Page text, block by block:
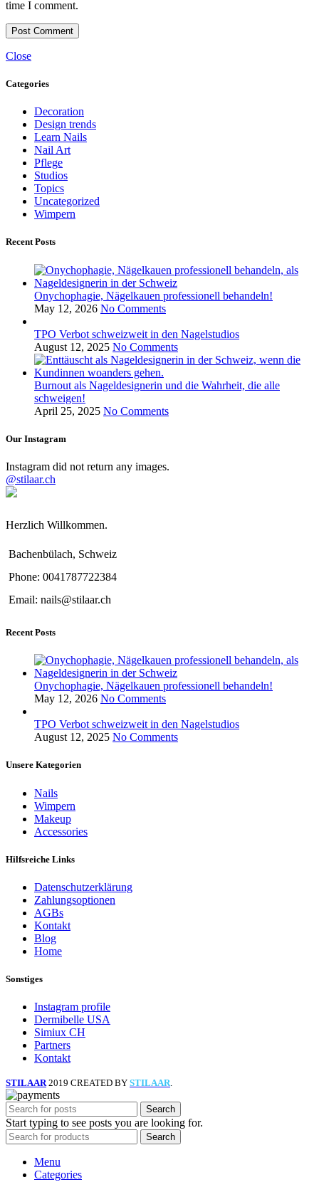
time I comment.
Close
Categories
Decoration
Design trends
Learn Nails
Nail Art
Pflege
Studios
Topics
Uncategorized
Wimpern
Recent Posts
Onychophagie, Nägelkauen professionell behandeln!
May 12, 2026 No Comments
TPO Verbot schweizweit in den Nagelstudios
August 12, 2025 No Comments
Burnout als Nageldesignerin und die Wahrheit, die alle
schweigen!
April 25, 2025 No Comments
Our Instagram
Instagram did not return any images.
@stilaar.ch
Herzlich Willkommen.
Bachenbülach, Schweiz
Phone: 0041787722384
Email: nails@stilaar.ch
Recent Posts
Onychophagie, Nägelkauen professionell behandeln!
May 12, 2026 No Comments
TPO Verbot schweizweit in den Nagelstudios
August 12, 2025 No Comments
Unsere Kategorien
Nails
Wimpern
Makeup
Accessories
Hilfsreiche Links
Datenschutzerklärung
Zahlungsoptionen
AGBs
Kontakt
Blog
Home
Sonstiges
Instagram profile
Dermibelle USA
Simiux CH
Partners
Kontakt
STILAAR 2019 CREATED BY STILAAR.
Search
Start typing to see posts you are looking for.
Search
Menu
Categories